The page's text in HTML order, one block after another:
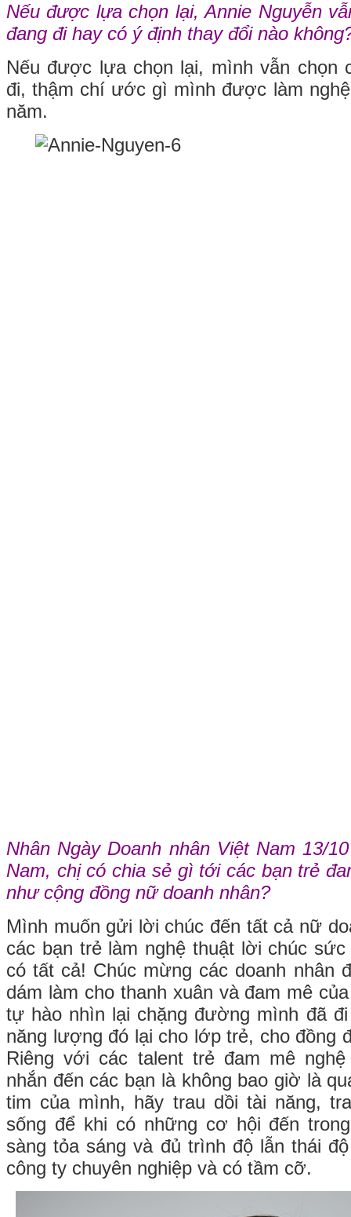
Nếu được lựa chọn lại, Annie Nguyễn
đang đi hay có ý định thay đổi nào
Nếu được lựa chọn lại, mình vẫn chọn
đi, thậm chí ước gì mình được làm
năm.
Nhân Ngày Doanh nhân Việt Nam 13/
Nam, chị có chia sẻ gì tới các bạn trẻ
như cộng đồng nữ doanh nhân?
Mình muốn gửi lời chúc đến tất cả nữ
các bạn trẻ làm nghệ thuật lời chúc
có tất cả! Chúc mừng các doanh nhân
dám làm cho thanh xuân và đam mê
tự hào nhìn lại chặng đường mình đã
năng lượng đó lại cho lớp trẻ, cho đồng
Riêng với các talent trẻ đam mê
nhắn đến các bạn là không bao giờ là
tim của mình, hãy trau dồi tài năng,
sống để khi có những cơ hội đến
sàng tỏa sáng và đủ trình độ lẫn thái
công ty chuyên nghiệp và có tầm cỡ.